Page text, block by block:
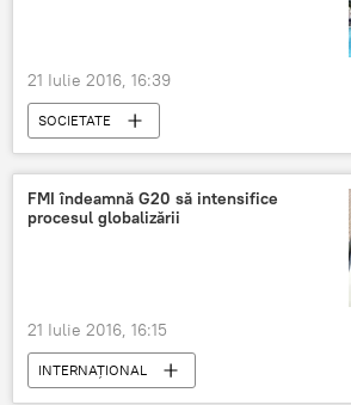
21 Iulie 2016, 16:39
SOCIETATE
FMI îndeamnă G20 să intensifice
procesul globalizării
21 Iulie 2016, 16:15
INTERNAŢIONAL